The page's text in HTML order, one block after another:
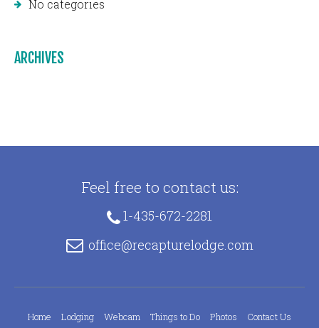
No categories
ARCHIVES
Feel free to contact us:
1-435-672-2281
office@recapturelodge.com
Home Lodging Webcam Things to Do Photos Contact Us